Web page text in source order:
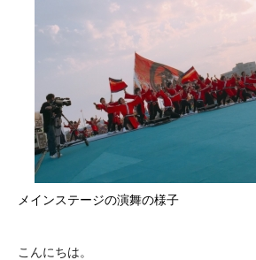
メインステージの演舞の様子
こんにちは。